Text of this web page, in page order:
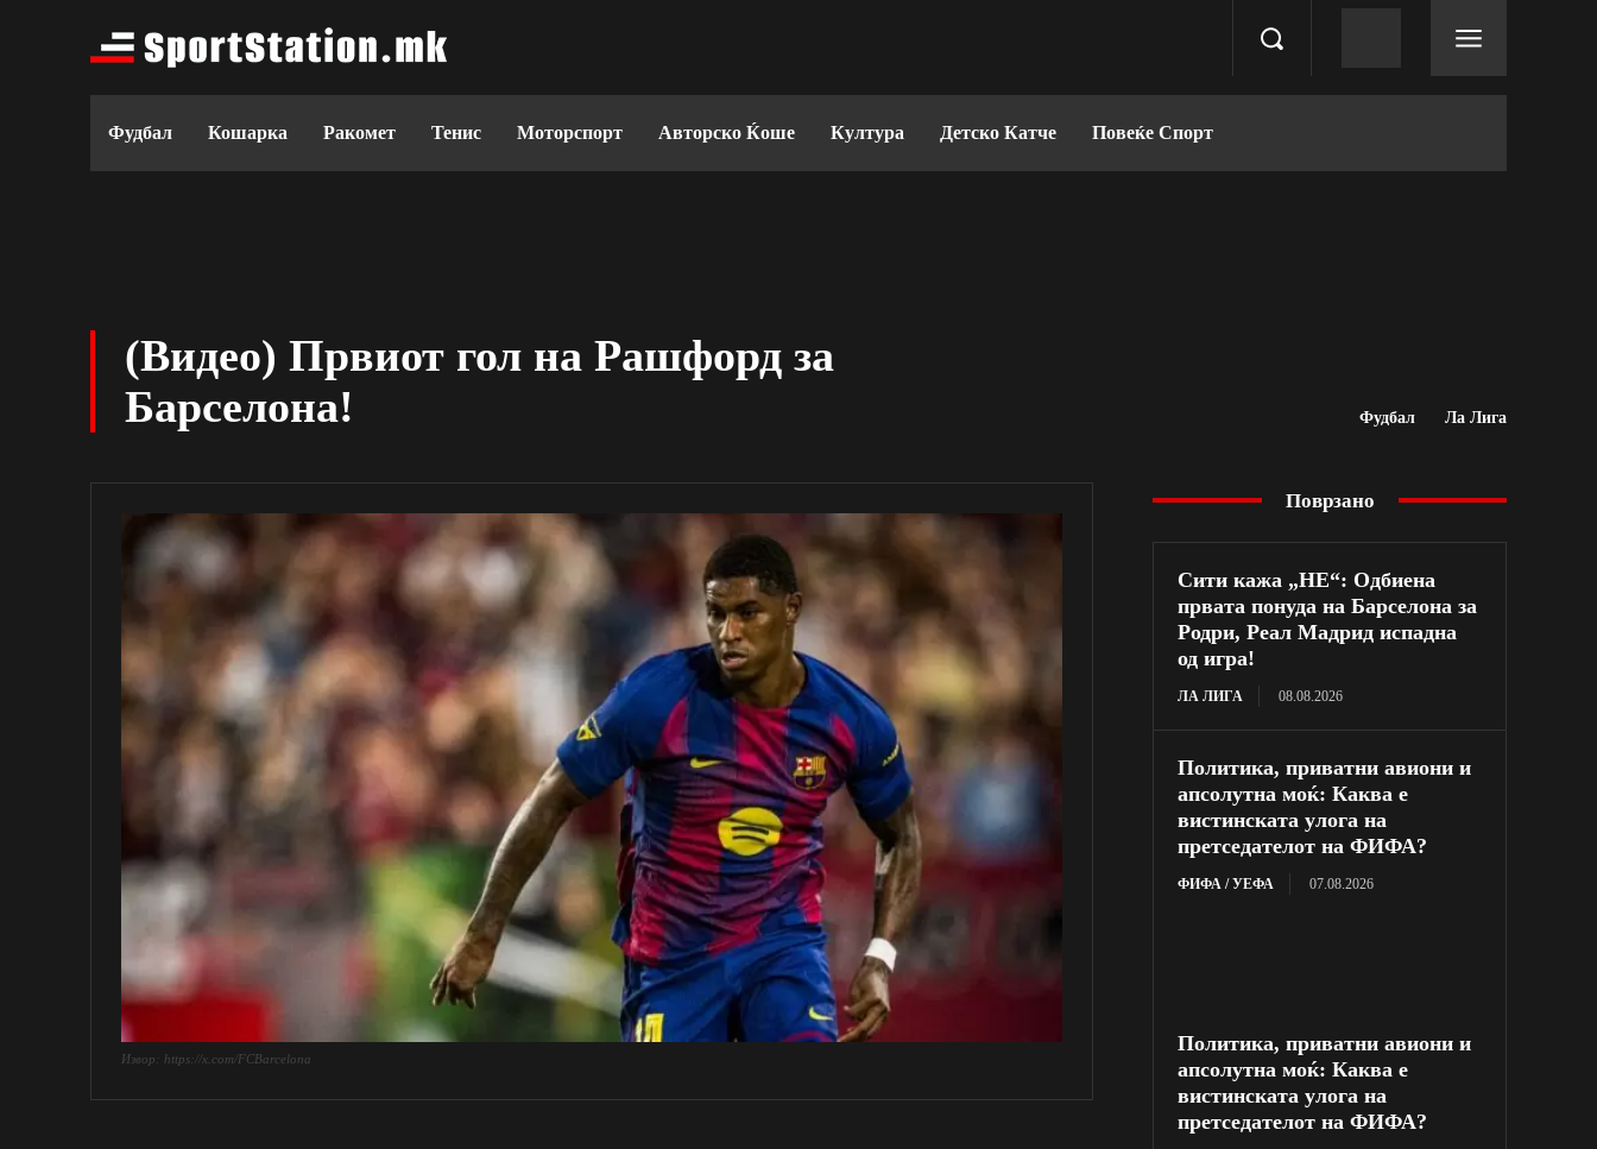
Фудбал Кошарка Ракомет Тенис Моторспорт Авторско Ќоше Култура Детско Катче Повеќе Спорт
(Видео) Првиот гол на Рашфорд за
Барселона!
Фудбал Ла Лига
Извор: https://x.com/FCBarcelona
Поврзано
Сити кажа „НЕ“: Одбиена
првата понуда на Барселона за
Родри, Реал Мадрид испадна
од игра!
ЛА ЛИГА 08.08.2026
Политика, приватни авиони и
апсолутна моќ: Каква е
вистинската улога на
претседателот на ФИФА?
ФИФА / УЕФА 07.08.2026
Политика, приватни авиони и
апсолутна моќ: Каква е
вистинската улога на
претседателот на ФИФА?